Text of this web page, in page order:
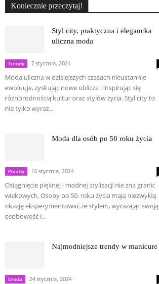
Koniecznie przeczytaj!
Styl city, praktyczna i elegancka
uliczna moda
Trendy 7 stycznia, 2024
Moda uliczna w dzisiejszych czasach nieustannie
ewoluuje, zyskując nowe oblicza i inspirując się
różnorodnością kultur oraz stylów życia. Styl city to
nie tylko wyraz...
Moda dla osób po 50 roku życia
Porady 16 stycznia, 2024
Osiągnięcie pięknej i modnej stylizacji nie zna granic
wiekowych. Osoby po 50. roku życia mają niezwykłą
okazję eksperymentować ze stylem, wyrażając swoją
osobowość i...
Najmodniejsze trendy w manicure
Uroda 24 stycznia, 2024